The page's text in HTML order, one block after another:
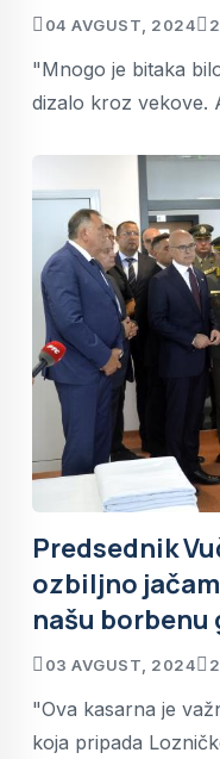
04 AVGUST, 2024
"Mnogo je bitaka
dizalo kroz vekove.
Predsednik
ozbiljno
našu
03 AVGUST, 2024
"Ova kasarna je
koja pripada